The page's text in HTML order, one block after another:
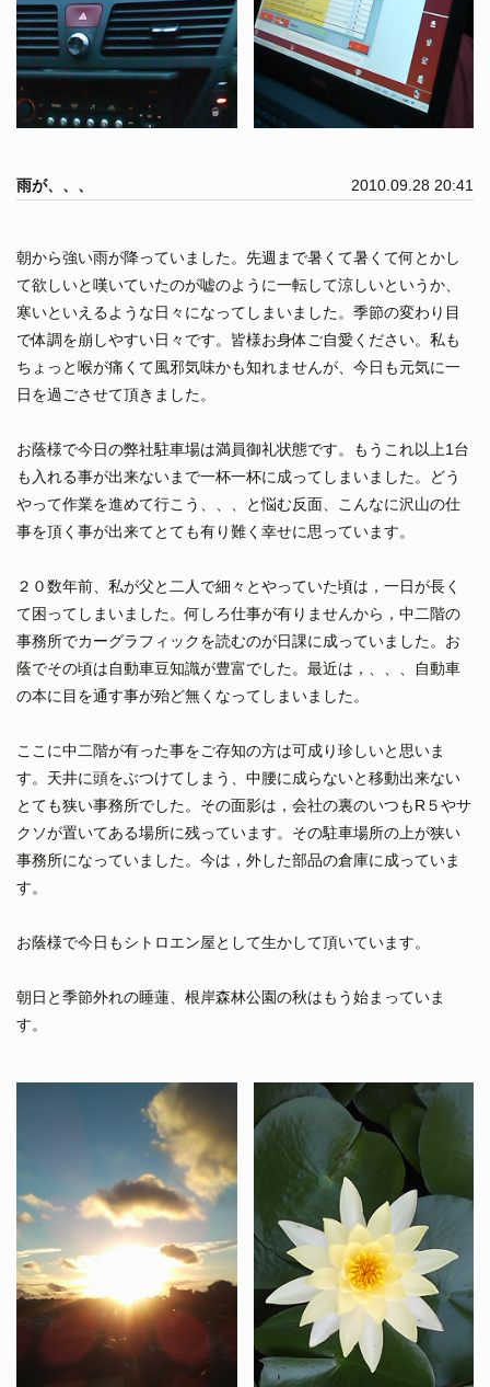
雨が、、、 2010.09.28 20:41
朝から強い雨が降っていました。先週まで暑くて暑くて何とかし
て欲しいと嘆いていたのが嘘のように一転して涼しいというか、
寒いといえるような日々になってしまいました。季節の変わり目
で体調を崩しやすい日々です。皆様お身体ご自愛ください。私も
ちょっと喉が痛くて風邪気味かも知れませんが、今日も元気に一
日を過ごさせて頂きました。
お蔭様で今日の弊社駐車場は満員御礼状態です。もうこれ以上1台
も入れる事が出来ないまで一杯一杯に成ってしまいました。どう
やって作業を進めて行こう、、、と悩む反面、こんなに沢山の仕
事を頂く事が出来てとても有り難く幸せに思っています。
２０数年前、私が父と二人で細々とやっていた頃は，一日が長く
て困ってしまいました。何しろ仕事が有りませんから，中二階の
事務所でカーグラフィックを読むのが日課に成っていました。お
蔭でその頃は自動車豆知識が豊富でした。最近は，、、、自動車
の本に目を通す事が殆ど無くなってしまいました。
ここに中二階が有った事をご存知の方は可成り珍しいと思いま
す。天井に頭をぶつけてしまう、中腰に成らないと移動出来ない
とても狭い事務所でした。その面影は，会社の裏のいつもR５やサ
クソが置いてある場所に残っています。その駐車場所の上が狭い
事務所になっていました。今は，外した部品の倉庫に成っていま
す。
お蔭様で今日もシトロエン屋として生かして頂いています。
朝日と季節外れの睡蓮、根岸森林公園の秋はもう始まっていま
す。